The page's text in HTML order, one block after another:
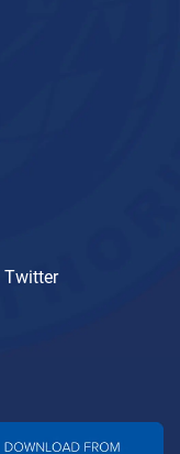
Twitter